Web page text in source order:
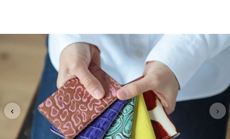
‹ ›